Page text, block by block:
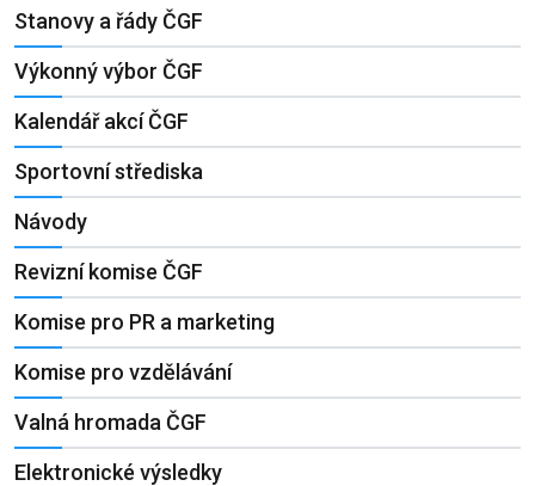
Stanovy a řády ČGF
Výkonný výbor ČGF
Kalendář akcí ČGF
Sportovní střediska
Návody
Revizní komise ČGF
Komise pro PR a marketing
Komise pro vzdělávání
Valná hromada ČGF
Elektronické výsledky